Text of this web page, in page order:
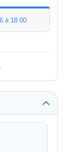
à 18:00.